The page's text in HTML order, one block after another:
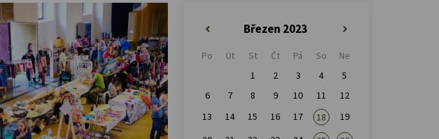
Březen 2023
Po Út St Čt Pá So
Ne
1
2 3 4
5
6
7 8 9 10 11
12
13
14 15 16 17 18
19